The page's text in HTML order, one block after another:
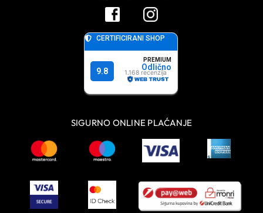
SIGURNO ONLINE PLAĆANJE